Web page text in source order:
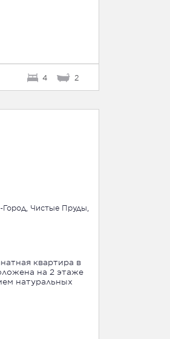
4 2
Город Чистые Пруды
квартира в
на 2 этаже
натуральных